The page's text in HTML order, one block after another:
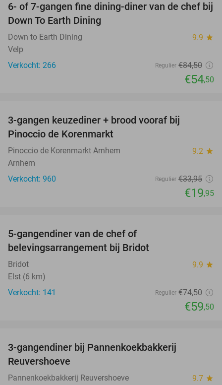
36%
6- of 7-gangen fine dining-diner van de chef bij
Down To Earth Dining
Down to Earth Dining 9.9 star
Velp
Verkocht: 266
Regulier €84,50
€54,50
3-gangen keuzediner + brood vooraf bij
Pinoccio de Korenmarkt
Pinoccio de Korenmarkt Arnhem 9.2 star
Arnhem
Verkocht: 960
Regulier €33,95
€19,95
5-gangendiner van de chef of
belevingsarrangement bij Bridot
Bridot 9.9 star
Elst (6 km)
Verkocht: 141
Regulier €74,50
€59,50
3-gangendiner bij Pannenkoekbakkerij
Reuvershoeve
Pannenkoekbakkerij Reuvershoeve 9.7 star